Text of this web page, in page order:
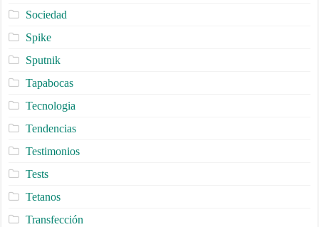
Sociedad
Spike
Sputnik
Tapabocas
Tecnologia
Tendencias
Testimonios
Tests
Tetanos
Transfección